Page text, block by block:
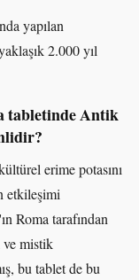
yapılan
2.000 yıl
tabletinde Antik
erime potasını
etkileşimi
Roma tarafından
ve mistik
bu tablet de bu